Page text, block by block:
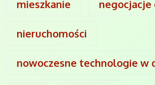
mieszkanie negocjacje
nieruchomości
nowoczesne technologie w